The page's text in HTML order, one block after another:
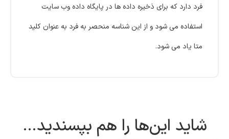
فرد دارد که برای ذخیره داده ها در پایگاه داده وب سایت
استفاده می شود و از این شناسه منحصر به فرد به عنوان کلید
متا یاد می شود.
شاید این‌ها را هم بپسندید…